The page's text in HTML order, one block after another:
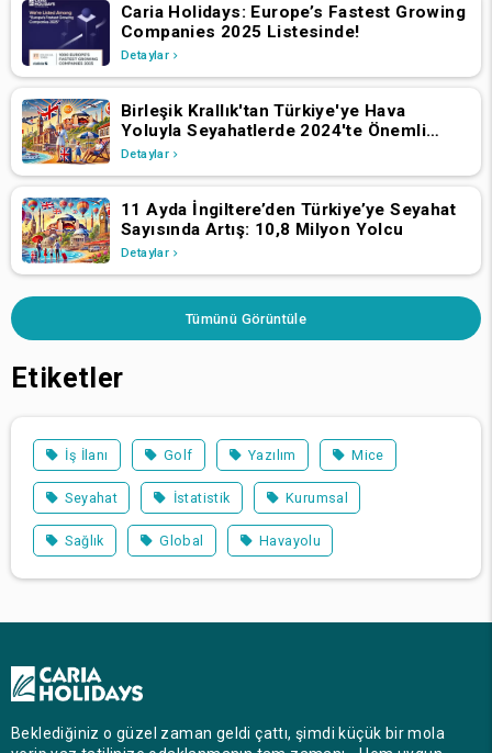
Caria Holidays: Europe’s Fastest Growing
Companies 2025 Listesinde!
Detaylar
Birleşik Krallık'tan Türkiye'ye Hava
Yoluyla Seyahatlerde 2024'te Önemli
Büyüme
Detaylar
11 Ayda İngiltere’den Türkiye’ye Seyahat
Sayısında Artış: 10,8 Milyon Yolcu
Detaylar
Tümünü Görüntüle
Etiketler
İş İlanı Golf Yazılım Mice
Seyahat İstatistik Kurumsal
Sağlık Global Havayolu
Beklediğiniz o güzel zaman geldi çattı, şimdi küçük bir mola